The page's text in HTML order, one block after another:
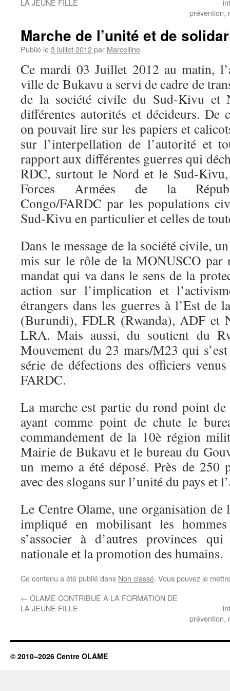
LA JEUNE FILLE
prévention,
Marche de l’unité et de
Publié le3 juillet 2012par Marcelline
Ce mardi 03 Juillet 2012 au matin,
ville de Bukavu a servi de cadre de
de la société civile du Sud-Kivu et
différentes autorités et décideurs. De
on pouvait lire sur les papiers et
sur l’interpellation de l’autorité et
rapport aux différentes guerres qui
RDC, surtout le Nord et le Sud-
Forces Armées de la
Congo/FARDC par les populations
Sud-Kivu en particulier et celles de
Dans le message de la société civile,
mis sur le rôle de la MONUSCO par
mandat qui va dans le sens de la
action sur l’implication et
étrangers dans les guerres à l’Est de
(Burundi), FDLR (Rwanda), ADF et
LRA. Mais aussi, du soutient du
Mouvement du 23 mars/M23 qui
série de défections des officiers
FARDC.
La marche est partie du rond point
ayant comme point de chute le
commandement de la 10è région
Mairie de Bukavu et le bureau du
un memo a été déposé. Près de 250
avec des slogans sur l’unité du pays et
Le Centre Olame, une organisation de
impliqué en mobilisant les
s’associer à d’autres provinces
nationale et la promotion des humains.
Ce contenu a été publié dans Non classé. Vous pouvez le
← OLAME CONTRIBUE A LA FORMATION DE
LA JEUNE FILLE
prévention,
© 2010–2026 Centre OLAME